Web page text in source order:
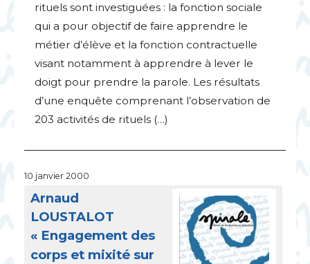
rituels sont investiguées : la fonction sociale
qui a pour objectif de faire apprendre le
métier d’élève et la fonction contractuelle
visant notamment à apprendre à lever le
doigt pour prendre la parole. Les résultats
d’une enquête comprenant l’observation de
203 activités de rituels (…)
10 janvier 2000
Arnaud
LOUSTALOT
« Engagement des
corps et mixité sur